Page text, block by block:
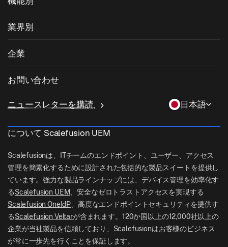
キオスクソフトウェア
私物デバイスの持ち込み (BYOD)
iOS管理
Linux管理
条件付きアクセス
遠隔操作
業界別
小売
ロジスティクス
企業
ヘルプドキュメント
ブログ
ニュースルーム
Careers
お問い合わせ
sales[at]scalefusion.com
UK: +44-7520-641664
NZ: +64-9-888-4315
India: +91-63694-45500
ニュースレターを購読 日本語
について Scalefusion UEM
Scalefusionは、ITチームのエンドポイント、ユーザー、アクセス
管理を簡素化するために設計された包括的な製品スイートを提供し
ています。強力な製品ラインナップには、デバイス管理を効率化す
るScalefusion UEM 、安全なゼロトラストアクセスを実現する
Scalefusion OneIdP 、高度なエンドポイントセキュリティを提供す
るScalefusion Veltarが含まれます。120か国以上の12,000社以上の
企業が当社製品を信頼しており、Scalefusionはお客様のビジネス
が常に一歩先を行くことを保証します。